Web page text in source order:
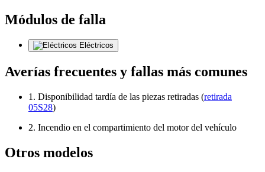
Módulos de falla
Eléctricos
Averías frecuentes y fallas más comunes
1. Disponibilidad tardía de las piezas retiradas (retirada
05S28)
2. Incendio en el compartimiento del motor del vehículo
Otros modelos